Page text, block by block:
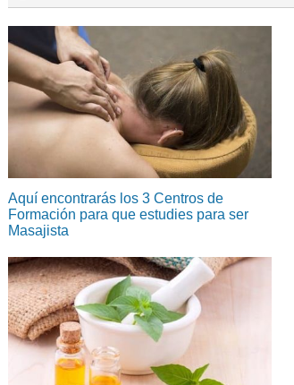
Aquí encontrarás los 3 Centros de
Formación para que estudies para ser
Masajista